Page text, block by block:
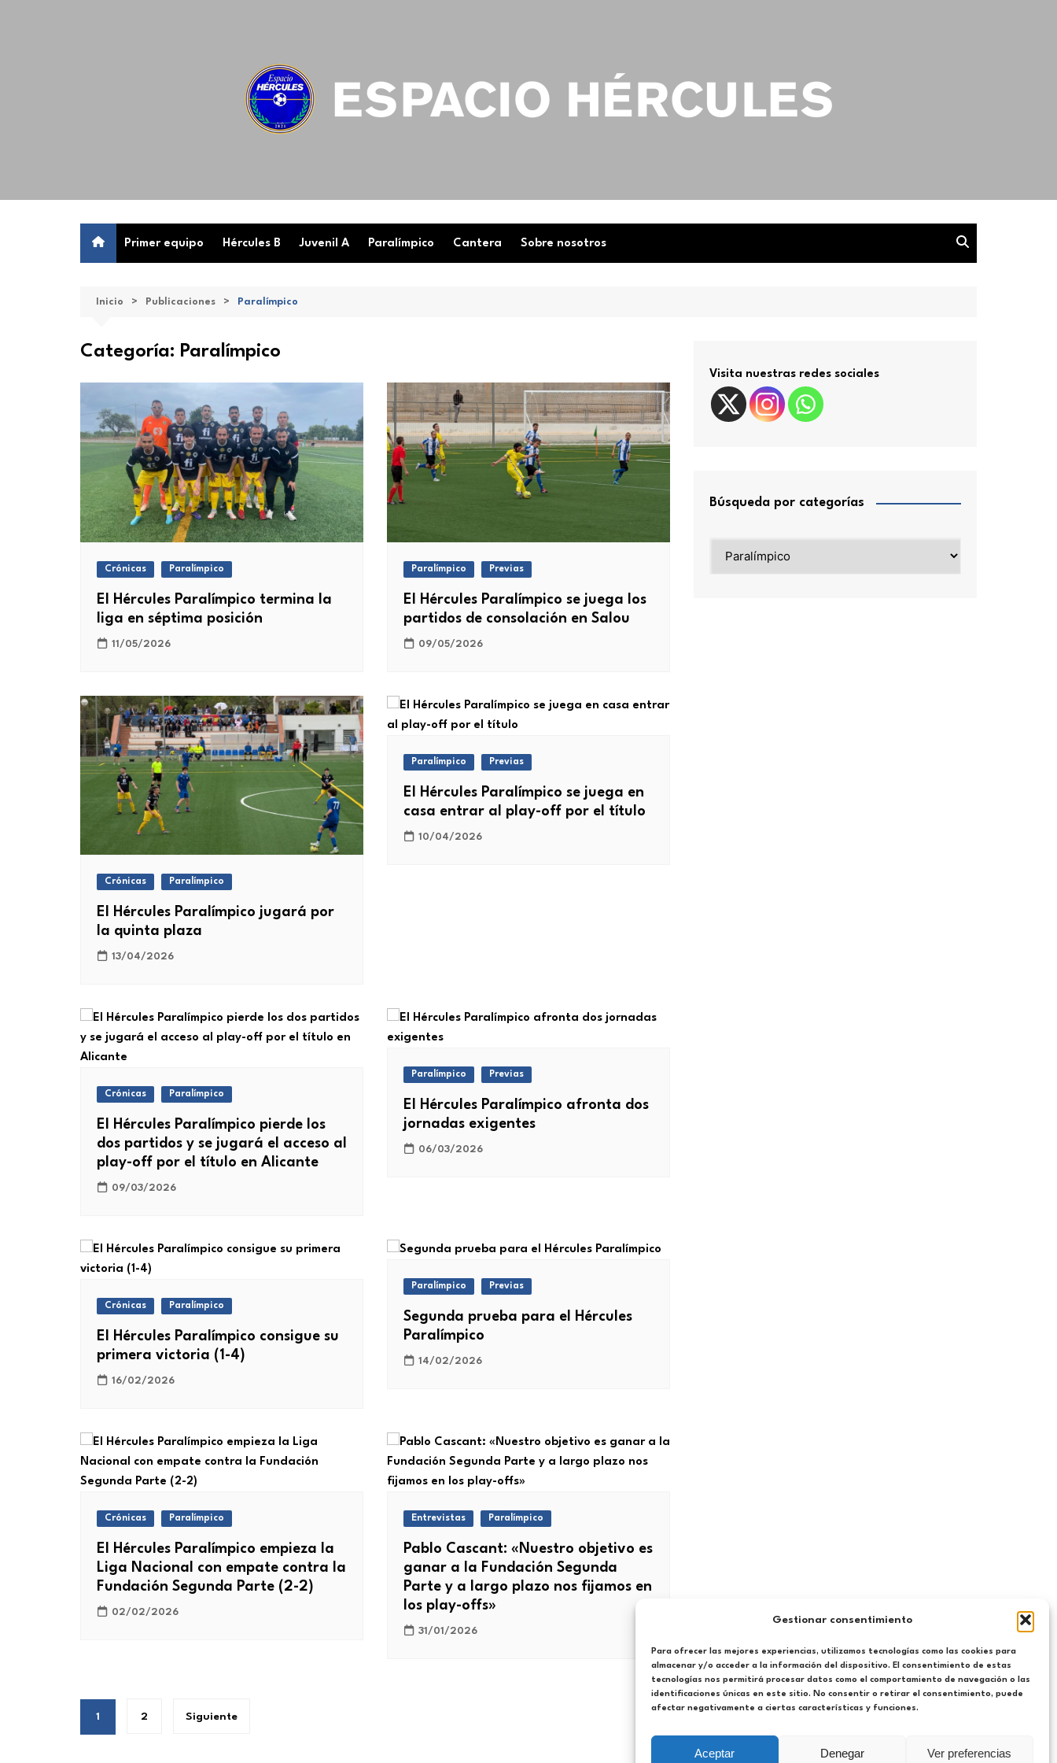
Gestionar consentimiento
Para ofrecer las mejores experiencias, utilizamos tecnologías como las cookies para
almacenar y/o acceder a la información del dispositivo. El consentimiento de estas
tecnologías nos permitirá procesar datos como el comportamiento de navegación o las
identificaciones únicas en este sitio. No consentir o retirar el consentimiento, puede
afectar negativamente a ciertas características y funciones.
Aceptar Denegar Ver preferencias
Primer equipo Hércules B Juvenil A Paralímpico Cantera Sobre nosotros
Inicio Publicaciones Paralímpico
Categoría: Paralímpico
Crónicas Paralímpico
El Hércules Paralímpico termina la
liga en séptima posición
11/05/2026
Paralímpico Previas
El Hércules Paralímpico se juega los
partidos de consolación en Salou
09/05/2026
Crónicas Paralímpico
El Hércules Paralímpico jugará por
la quinta plaza
13/04/2026
Paralímpico Previas
El Hércules Paralímpico se juega en
casa entrar al play-off por el título
10/04/2026
Crónicas Paralímpico
El Hércules Paralímpico pierde los
dos partidos y se jugará el acceso al
play-off por el título en Alicante
09/03/2026
Paralímpico Previas
El Hércules Paralímpico afronta dos
jornadas exigentes
06/03/2026
Crónicas Paralímpico
El Hércules Paralímpico consigue su
primera victoria (1-4)
16/02/2026
Paralímpico Previas
Segunda prueba para el Hércules
Paralímpico
14/02/2026
Crónicas Paralímpico
El Hércules Paralímpico empieza la
Liga Nacional con empate contra la
Fundación Segunda Parte (2-2)
02/02/2026
Entrevistas Paralímpico
Pablo Cascant: «Nuestro objetivo es
ganar a la Fundación Segunda
Parte y a largo plazo nos fijamos en
los play-offs»
31/01/2026
Paginación
de
1 2 Siguiente
Visita nuestras redes sociales
Búsqueda por categorías